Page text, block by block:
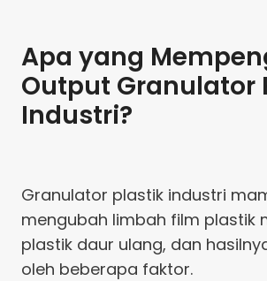
Apa yang
Output Granulator
Industri?
Granulator plastik industri
mengubah limbah film plastik
plastik daur ulang, dan
oleh beberapa faktor.